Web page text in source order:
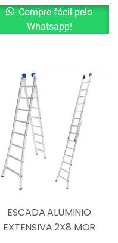
Compre fácil pelo
Whatsapp!
ESCADA ALUMINIO
EXTENSIVA 2X8 MOR